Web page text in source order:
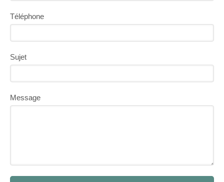
Téléphone
Sujet
Message